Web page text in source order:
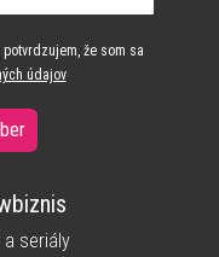
potvrdzujem, že som sa
údajov
a seriály